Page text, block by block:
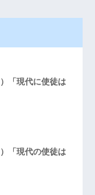
「現代に使徒は
「現代の使徒は